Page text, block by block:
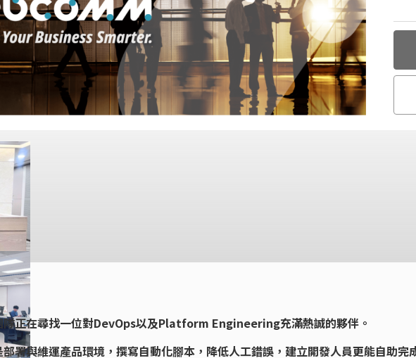
隊正在尋找一位對DevOps以及Platform Engineering充滿熱誠的夥伴。
署與維運產品環境，撰寫自動化腳本，降低人工錯誤，建立開發人員更能自助完